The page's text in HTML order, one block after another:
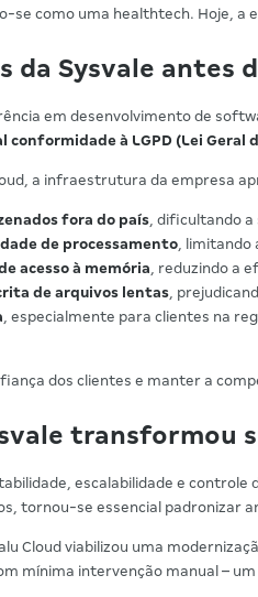
se como uma healthtech. Hoje,
da Sysvale antes
em desenvolvimento de
conformidade à LGPD (Lei Geral
a infraestrutura da empresa
fora do país, dificultando a
de processamento, limitando
acesso à memória, reduzindo a
de arquivos lentas,
, especialmente para clientes na
dos clientes e manter a
transformou
escalabilidade e
tornou-se essencial padronizar
Cloud viabilizou uma
mínima intervenção manual –